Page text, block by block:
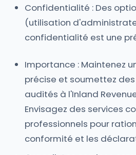
Confidentialité : Des
(utilisation
confidentialité est une
Importance : Maintenez
précise et soumettez
audités à l'Inland
Envisagez des services
professionnels pour
conformité et les